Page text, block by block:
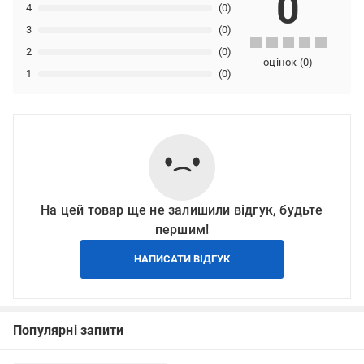
1 (0)
2 (0)
3 (0)
4 (0) 0
оцінок (0)
На цей товар ще не залишили відгук, будьте
першим!
НАПИСАТИ ВІДГУК
Популярні запити